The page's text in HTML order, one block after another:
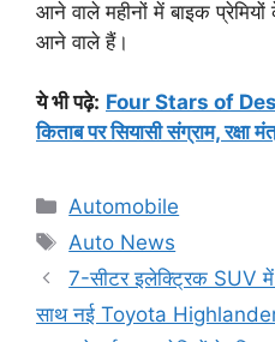
आने वाले महीनों में बाइक
आने वाले हैं।
ये भी पढ़े: Four Stars of
किताब पर सियासी संग्राम, रक्षा
Categories
Automobile
Tags
Auto News
7-सीटर इलेक्ट्रिक SUV
साथ नई Toyota Highlander